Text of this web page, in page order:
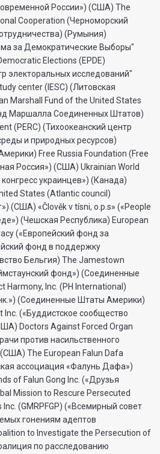
России») (США) The
Cooperation (Черноморский
(Румыния)
за Демократические Выборы"
Elections (EPDE)
электоральных исследований"
center (IESC) (Литовская
Marshall Fund of the United States
Маршалла Соединенных Штатов)
(PERC) (Тихоокеанский центр
и природных ресурсов)
Free Russia Foundation (Free
Россия») (США) Ukrainian World
украинцев») (Канада)
States (Atlantic council)
(США) «Člověk v tísni, o.p.s» («People
(Чешская Республика) European
(«Европейский фонд за
фонд в поддержку
Бельгия) The Jamestown
фонд») (Соединенные
Inc. (PH International)
(Соединенные Штаты Америки)
Inc. («Буддистское сообщество
Doctors Against Forced Organ
против насильственного
The European Falun Dafa
ассоциация «Фалунь Дафа»)
of Falun Gong Inc. («Друзья
Mission to Rescure Persecuted
(GMRPFGP) («Всемирный совет
гонениям адептов
to Investigate the Persecution of
по расследованию